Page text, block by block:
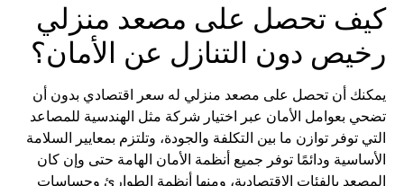
تحصل على مصعد منزلي
دون التنازل عن الأمان؟
أن تحصل على مصعد منزلي له سعر اقتصادي بدون أن
الأمان عبر اختيار شركة مثل الهندسية للمصاعد
توازن ما بين التكلفة والجودة، وتلتزم بمعايير السلامة
ودائمًا توفر جميع أنظمة الأمان الهامة حتى وإن كان
بالفئات الاقتصادية، ومنها أنظمة الطوارئ وحساسات